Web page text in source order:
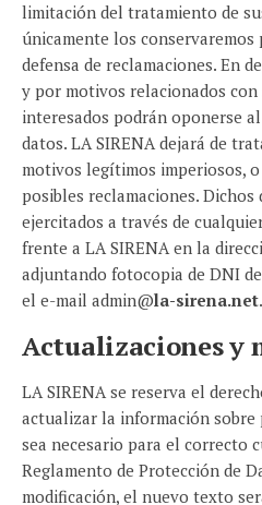
limitación del tratamiento de
únicamente los
defensa de reclamaciones. En
y por motivos relacionados
interesados podrán oponerse
datos. LA SIRENA dejará de
motivos legítimos imperiosos,
posibles reclamaciones.
ejercitados a través de
frente a LA SIRENA en la
adjuntando fotocopia de DNI
el e-mail admin@la-sirena.net.
Actualizaciones y
LA SIRENA se reserva el
actualizar la información sobre
sea necesario para el correcto
Reglamento de Protección de
modificación, el nuevo texto